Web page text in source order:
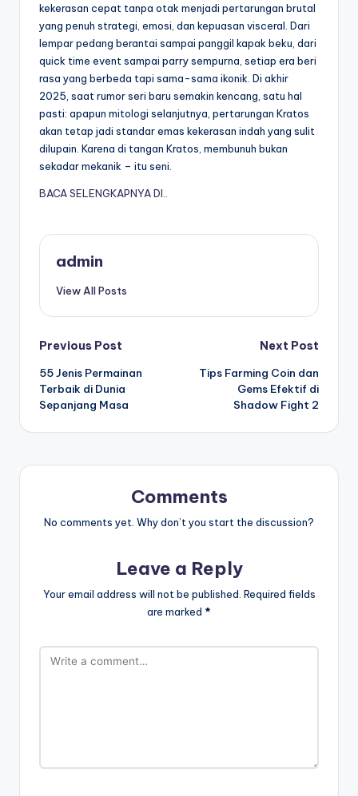
kekerasan cepat tanpa otak menjadi pertarungan brutal
yang penuh strategi, emosi, dan kepuasan visceral. Dari
lempar pedang berantai sampai panggil kapak beku, dari
quick time event sampai parry sempurna, setiap era beri
rasa yang berbeda tapi sama-sama ikonik. Di akhir
2025, saat rumor seri baru semakin kencang, satu hal
pasti: apapun mitologi selanjutnya, pertarungan Kratos
akan tetap jadi standar emas kekerasan indah yang sulit
dilupain. Karena di tangan Kratos, membunuh bukan
sekadar mekanik – itu seni.
BACA SELENGKAPNYA DI..
admin
View All Posts
Post
navigation
Previous Post
55 Jenis Permainan
Terbaik di Dunia
Sepanjang Masa
Next Post
Tips Farming Coin dan
Gems Efektif di
Shadow Fight 2
Comments
No comments yet. Why don’t you start the discussion?
Leave a Reply
Your email address will not be published. Required fields
are marked *